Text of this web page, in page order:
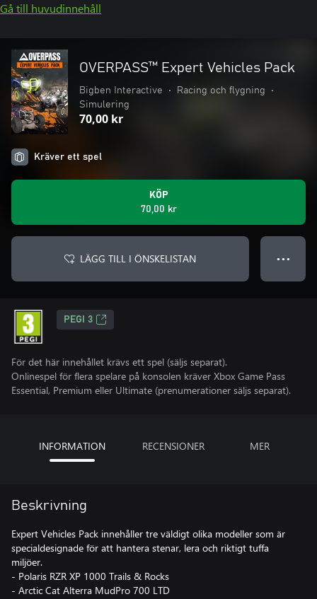
Gå till huvudinnehåll
OVERPASS™ Expert Vehicles Pack
Bigben Interactive • Racing och flygning
•
Simulering
70,00 kr
Kräver ett spel
KÖP
70,00 kr
LÄGG TILL I ÖNSKELISTAN ● ● ●
PEGI 3
För det här innehållet krävs ett spel (säljs separat).
Onlinespel för flera spelare på konsolen kräver Xbox Game Pass
Essential, Premium eller Ultimate (prenumerationer säljs separat).
INFORMATION RECENSIONER MER
Beskrivning
Expert Vehicles Pack innehåller tre väldigt olika modeller som är
specialdesignade för att hantera stenar, lera och riktigt tuffa
miljöer.
- Polaris RZR XP 1000 Trails & Rocks
- Arctic Cat Alterra MudPro 700 LTD